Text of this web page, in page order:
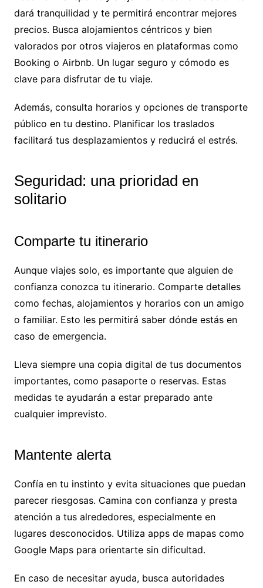
dará tranquilidad y te permitirá encontrar mejores
precios. Busca alojamientos céntricos y bien
valorados por otros viajeros en plataformas como
Booking o Airbnb. Un lugar seguro y cómodo es
clave para disfrutar de tu viaje.
Además, consulta horarios y opciones de transporte
público en tu destino. Planificar los traslados
facilitará tus desplazamientos y reducirá el estrés.
Seguridad: una prioridad en
solitario
Comparte tu itinerario
Aunque viajes solo, es importante que alguien de
confianza conozca tu itinerario. Comparte detalles
como fechas, alojamientos y horarios con un amigo
o familiar. Esto les permitirá saber dónde estás en
caso de emergencia.
Lleva siempre una copia digital de tus documentos
importantes, como pasaporte o reservas. Estas
medidas te ayudarán a estar preparado ante
cualquier imprevisto.
Mantente alerta
Confía en tu instinto y evita situaciones que puedan
parecer riesgosas. Camina con confianza y presta
atención a tus alrededores, especialmente en
lugares desconocidos. Utiliza apps de mapas como
Google Maps para orientarte sin dificultad.
En caso de necesitar ayuda, busca autoridades